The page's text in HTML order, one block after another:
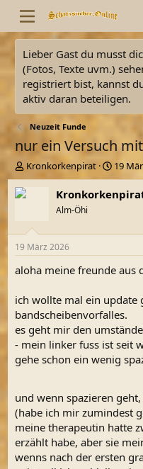
Lieber Gast du musst
(Fotos, Texte uvm.)
registriert bist, kannst
aktiv daran beteiligen.
Neuzeit Funde
nur ein Versuch
E
r
s
l
e
r
Kronkorkenpirat
E
r
s
t
a
19
Alm-Öhi
19 März 2026
aloha meine freunde aus
ich wollte mal ein update
bandscheibenvorfalles.
es geht mir den
- mein linker fuss ist seit
gehe schon ein wenig
und wenn spazieren
(habe ich mir zumindest
meine therapeutin hatte
erzählt habe, aber sie
wenns nach der ersten